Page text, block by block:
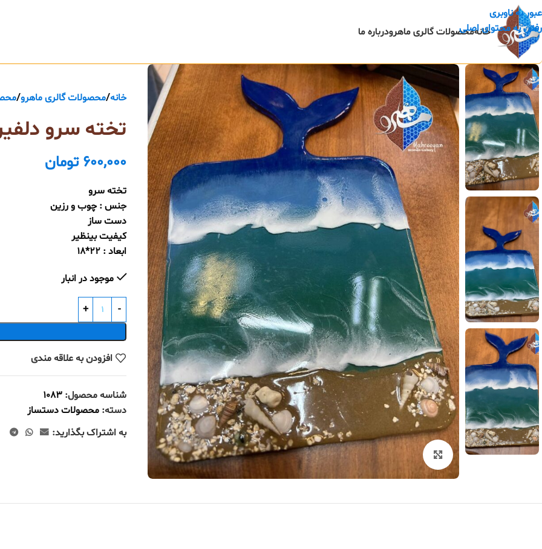
عبور به ناوبری
رفتن به محتوای اصلی
خانهمحصولات گالری ماهرودرباره ما
خانه محصولات گالری ماهرو
تخته سرو
600,000 تومان
تخته سرو
جنس : چوب و رزین
دست ساز
کیفیت بینظیر
ابعاد : 22*18
موجود در انبار
افزودن به علاقه مندی
شناسه محصول: 1083
دسته: محصولات دستساز
به اشتراک بگذارید: